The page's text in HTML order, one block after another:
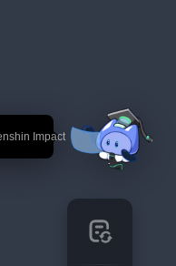
Impact